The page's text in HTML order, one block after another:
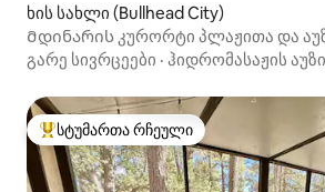
ხის სახლი (Bullhead City)
Მდინარის კურორტი პლაჟითა და
გარე სივრცეები · ჰიდრომასაჟის აუზი
სტუმართა რჩეული მოწინავე ვარიანტი
სტუმართა რჩეული